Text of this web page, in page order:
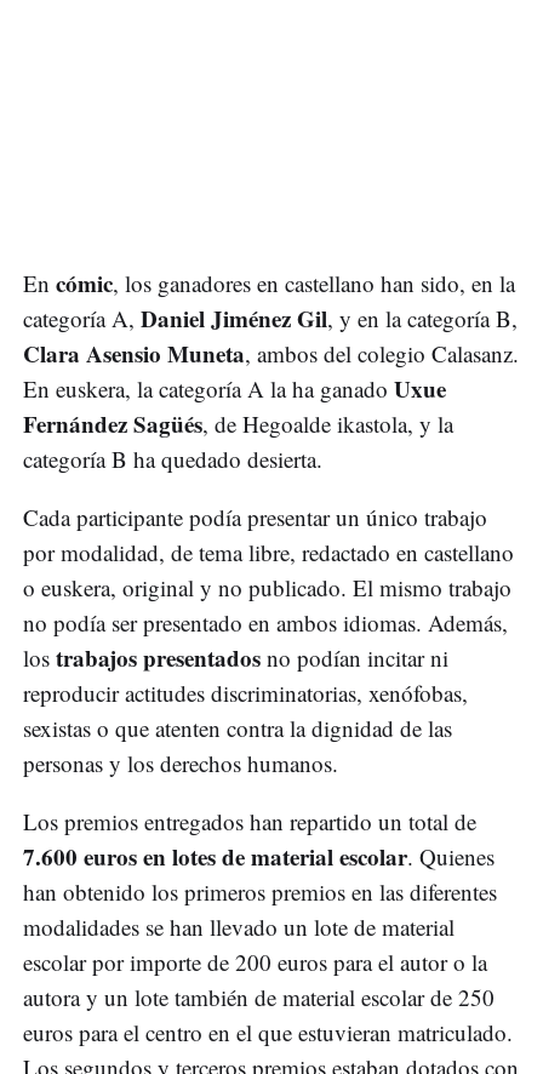
En cómic, los ganadores en castellano han sido, en la
categoría A, Daniel Jiménez Gil, y en la categoría B,
Clara Asensio Muneta, ambos del colegio Calasanz.
En euskera, la categoría A la ha ganado Uxue
Fernández Sagüés, de Hegoalde ikastola, y la
categoría B ha quedado desierta.
Cada participante podía presentar un único trabajo
por modalidad, de tema libre, redactado en castellano
o euskera, original y no publicado. El mismo trabajo
no podía ser presentado en ambos idiomas. Además,
los trabajos presentados no podían incitar ni
reproducir actitudes discriminatorias, xenófobas,
sexistas o que atenten contra la dignidad de las
personas y los derechos humanos.
Los premios entregados han repartido un total de
7.600 euros en lotes de material escolar. Quienes
han obtenido los primeros premios en las diferentes
modalidades se han llevado un lote de material
escolar por importe de 200 euros para el autor o la
autora y un lote también de material escolar de 250
euros para el centro en el que estuvieran matriculado.
Los segundos y terceros premios estaban dotados con